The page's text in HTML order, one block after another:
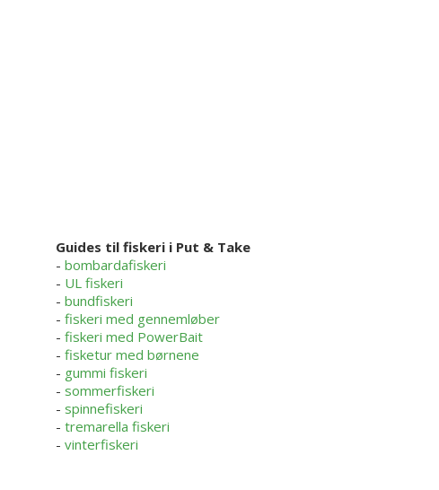
Guides til fiskeri i Put & Take
- bombardafiskeri
- UL fiskeri
- bundfiskeri
- fiskeri med gennemløber
- fiskeri med PowerBait
- fisketur med børnene
- gummi fiskeri
- sommerfiskeri
- spinnefiskeri
- tremarella fiskeri
- vinterfiskeri